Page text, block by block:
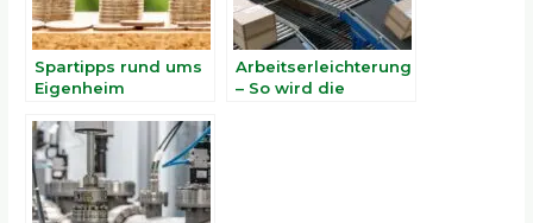
Spartipps rund ums
Eigenheim
Arbeitserleichterung
– So wird die